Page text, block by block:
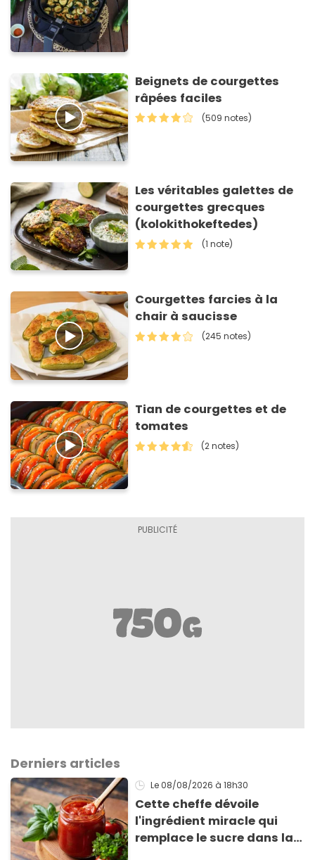
Beignets de courgettes
râpées faciles
(509 notes)
Les véritables galettes de
courgettes grecques
(kolokithokeftedes)
(1 note)
Courgettes farcies à la
chair à saucisse
(245 notes)
Tian de courgettes et de
tomates
(2 notes)
Derniers articles
Le 08/08/2026 à 18h30
Cette cheffe dévoile
l'ingrédient miracle qui
remplace le sucre dans la